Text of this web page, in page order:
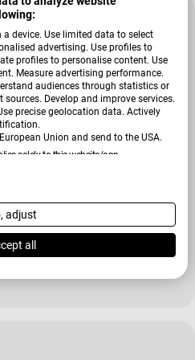
device. Use limited data to select
advertising. Use profiles to
profiles to personalise content. Use
Measure advertising performance.
audiences through statistics or
Develop and improve services.
precise geolocation data. Actively
Union and send to the USA.
solely to this website/app.
adjust
all